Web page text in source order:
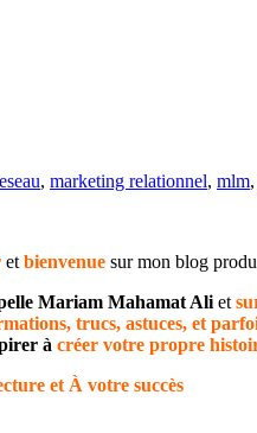
, marketing relationnel, mlm,
etbienvenue sur mon blog
Mariam Mahamat Aliet
trucs, astuces, et
à créer votre propre
et À votre succès